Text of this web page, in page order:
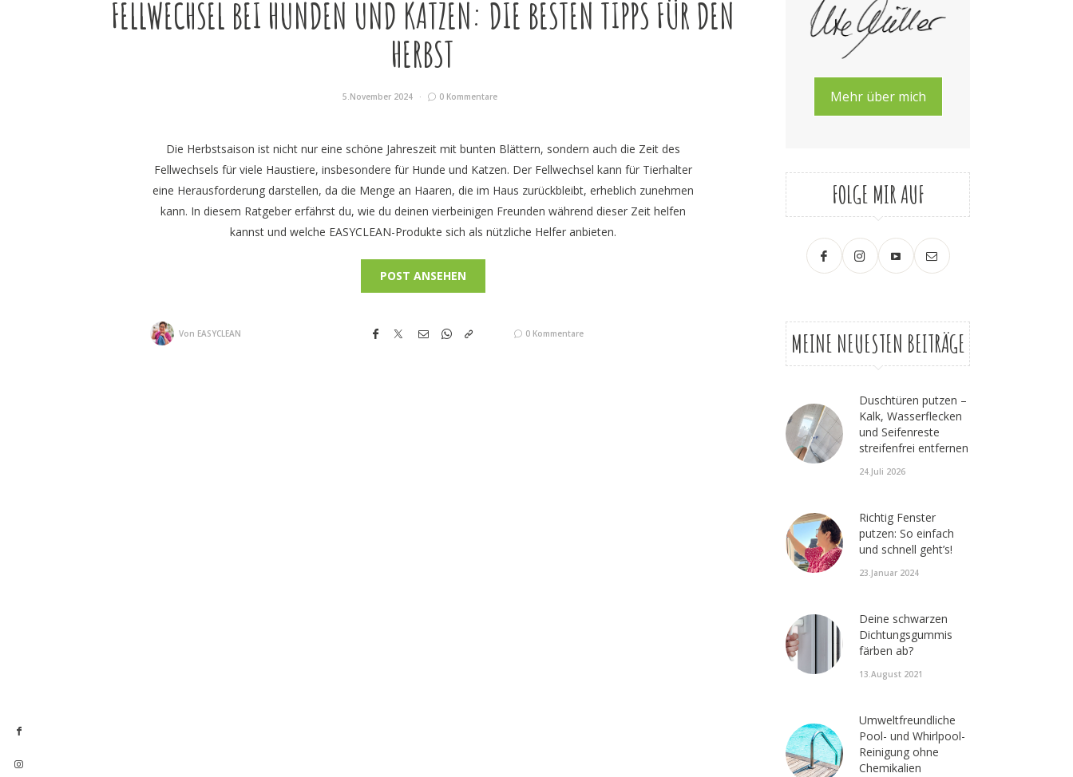
FELLWECHSEL BEI HUNDEN UND KATZEN: DIE BESTEN TIPPS FÜR DEN
HERBST
5.November 2024 0 Kommentare
Die Herbstsaison ist nicht nur eine schöne Jahreszeit mit bunten Blättern, sondern auch die Zeit des
Fellwechsels für viele Haustiere, insbesondere für Hunde und Katzen. Der Fellwechsel kann für Tierhalter
eine Herausforderung darstellen, da die Menge an Haaren, die im Haus zurückbleibt, erheblich zunehmen
kann. In diesem Ratgeber erfährst du, wie du deinen vierbeinigen Freunden während dieser Zeit helfen
kannst und welche EASYCLEAN-Produkte sich als nützliche Helfer anbieten.
POST ANSEHEN
Von EASYCLEAN 0 Kommentare
Mehr über mich
FOLGE MIR AUF
MEINE NEUESTEN BEITRÄGE
Duschtüren putzen –
Kalk, Wasserflecken
und Seifenreste
streifenfrei entfernen
24.Juli 2026
Richtig Fenster
putzen: So einfach
und schnell geht’s!
23.Januar 2024
Deine schwarzen
Dichtungsgummis
färben ab?
13.August 2021
Umweltfreundliche
Pool- und Whirlpool-
Reinigung ohne
Chemikalien